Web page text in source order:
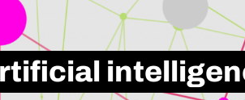
au travail
résiliente, qui met en
d’influence dans la
travail au Canada.
Lire le rapport